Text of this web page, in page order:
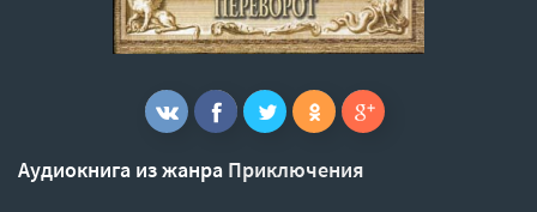
Аудиокнига из жанра Приключения